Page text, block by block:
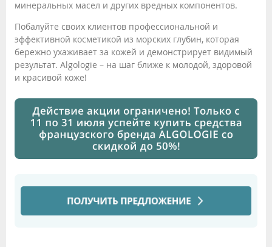
минеральных масел и других вредных компонентов.
Побалуйте своих клиентов профессиональной и
эффективной косметикой из морских глубин, которая
бережно ухаживает за кожей и демонстрирует видимый
результат. Algologie – на шаг ближе к молодой, здоровой
и красивой коже!